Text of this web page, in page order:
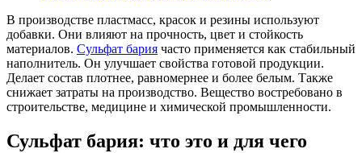
В производстве пластмасс, красок и резины используют
добавки. Они влияют на прочность, цвет и стойкость
материалов. Сульфат бария часто применяется как стабильный
наполнитель. Он улучшает свойства готовой продукции.
Делает состав плотнее, равномернее и более белым. Также
снижает затраты на производство. Вещество востребовано в
строительстве, медицине и химической промышленности.
Сульфат бария: что это и для чего